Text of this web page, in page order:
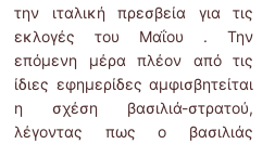
την ιταλική πρεσβεία για τις
εκλογές του Μαΐου . Την
επόμενη μέρα πλέον από τις
ίδιες εφημερίδες αμφισβητείται
η σχέση βασιλιά-στρατού,
λέγοντας πως ο βασιλιάς